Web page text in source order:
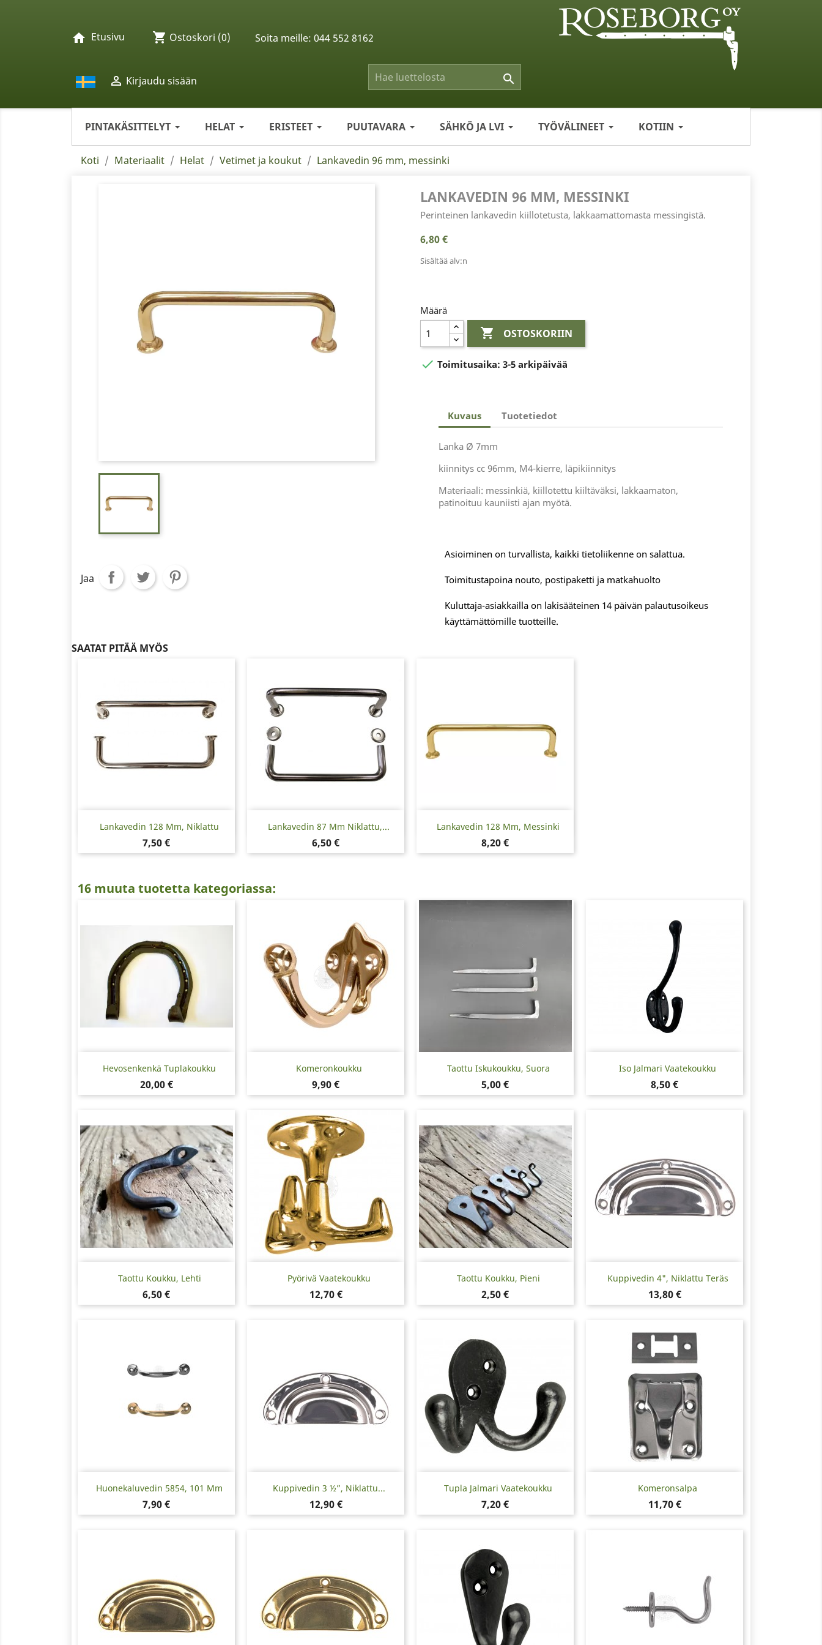

home Etusivu
 Kirjaudu sisään
shopping_cart Ostoskori (0)
PINTAKÄSITTELYT HELAT ERISTEET PUUTAVARA SÄHKÖ JA LVI TYÖVÄLINEET KOTIIN
Soita meille: 044 552 8162
Koti Materiaalit Helat Vetimet ja koukut Lankavedin 96 mm, messinki
Jaa
LANKAVEDIN 96 MM, MESSINKI
Perinteinen lankavedin kiillotetusta, lakkaamattomasta messingistä.
6,80 €
Sisältää alv:n
Määrä
 OSTOSKORIIN
 Toimitusaika: 3-5 arkipäivää
Kuvaus Tuotetiedot
Lanka Ø 7mm
kiinnitys cc 96mm, M4-kierre, läpikiinnitys
Materiaali: messinkiä, kiillotettu kiiltäväksi, lakkaamaton,
patinoituu kauniisti ajan myötä.
Asioiminen on turvallista, kaikki tietoliikenne on salattua.
Toimitustapoina nouto, postipaketti ja matkahuolto
Kuluttaja-asiakkailla on lakisääteinen 14 päivän palautusoikeus
käyttämättömille tuotteille.
SAATAT PITÄÄ MYÖS
Lankavedin 128 Mm, Niklattu
Hinta
7,50 €
Pikakatselu Lankavedin 87 Mm Niklattu,...
Hinta
6,50 €
Pikakatselu Lankavedin 128 Mm, Messinki
Hinta
8,20 €
Pikakatselu
16 muuta tuotetta kategoriassa:
Hevosenkenkä Tuplakoukku
Hinta
20,00 €
Pikakatselu Komeronkoukku
Hinta
9,90 €
Pikakatselu Taottu Iskukoukku, Suora
Hinta
5,00 €
 Pikakatselu Iso Jalmari Vaatekoukku
Hinta
8,50 €
Pikakatselu
Taottu Koukku, Lehti
Hinta
6,50 €
Pikakatselu Pyörivä Vaatekoukku
Hinta
12,70 €
Pikakatselu Taottu Koukku, Pieni
Hinta
2,50 €
Pikakatselu Kuppivedin 4", Niklattu Teräs
Hinta
13,80 €
Pikakatselu
Huonekaluvedin 5854, 101 Mm
Hinta
7,90 €
Pikakatselu Kuppivedin 3 ½”, Niklattu...
Hinta
12,90 €
Pikakatselu Tupla Jalmari Vaatekoukku
Hinta
7,20 €
Pikakatselu Komeronsalpa
Hinta
11,70 €
Pikakatselu